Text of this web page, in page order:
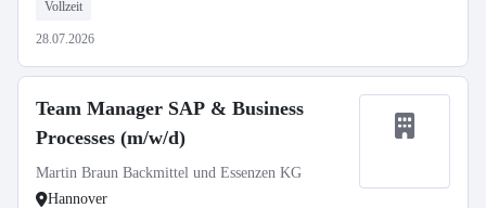
Vollzeit
28.07.2026
Team Manager SAP & Business
Processes (m/w/d)
Martin Braun Backmittel und Essenzen KG
Hannover